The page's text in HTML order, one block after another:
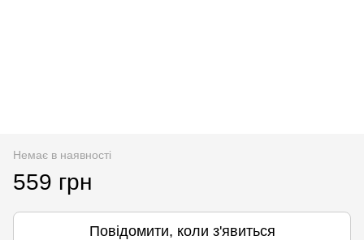
Немає в наявності
559 грн
Повідомити, коли з'явиться